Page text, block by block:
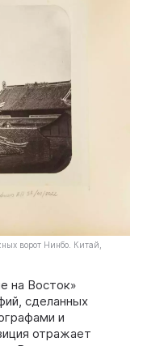
ворот Нинбо. Китай,
на Восток»
сделанных
и
отражает